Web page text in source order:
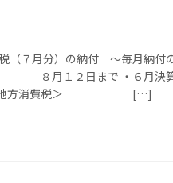
（７月分）の納付 ～毎月納付
まで ・６月決算法人
・地方消費税＞ […]